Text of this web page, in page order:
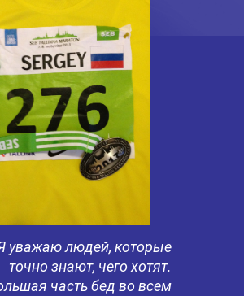
уважаю людей, которые
точно знают, чего хотят.
часть бед во всем